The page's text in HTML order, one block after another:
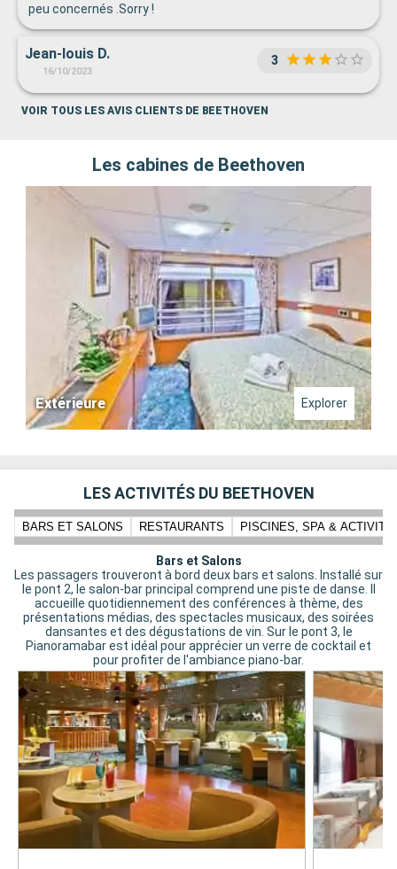
peu concernés .Sorry !
Jean-louis D.
16/10/2023
3
VOIR TOUS LES AVIS CLIENTS DE BEETHOVEN
Les cabines de Beethoven
Extérieure Explorer
LES ACTIVITÉS DU BEETHOVEN
BARS ET SALONS RESTAURANTS PISCINES, SPA &
Bars et Salons
Les passagers trouveront à bord deux bars et salons. Installé sur
le pont 2, le salon-bar principal comprend une piste de danse. Il
accueille quotidiennement des conférences à thème, des
présentations médias, des spectacles musicaux, des soirées
dansantes et des dégustations de vin. Sur le pont 3, le
Pianoramabar est idéal pour apprécier un verre de cocktail et
pour profiter de l'ambiance piano-bar.